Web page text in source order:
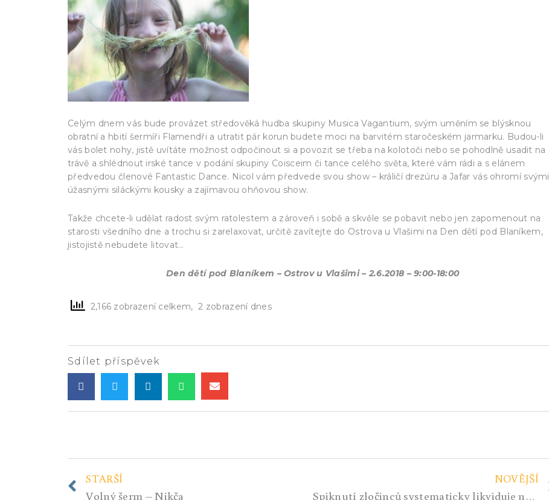
Celým dnem vás bude provázet středověká hudba skupiny Musica Vagantium, svým uměním se blýsknou
obratní a hbití šermíři Flamendři a utratit pár korun budete moci na barvitém staročeském jarmarku. Budou-li
vás bolet nohy, jistě uvítáte možnost odpočinout si a povozit se třeba na kolotoči nebo se pohodlně usadit na
trávě a shlédnout irské tance v podání skupiny Coisceim či tance celého světa, které vám rádi a s elánem
předvedou členové Fantastic Dance. Nicol vám předvede svou show – králičí drezúru a Jafar vás ohromí svými
úžasnými siláckými kousky a zajímavou ohňovou show.
Takže chcete-li udělat radost svým ratolestem a zároveň i sobě a skvěle se pobavit nebo jen zapomenout na
starosti všedního dne a trochu si zarelaxovat, určitě zavítejte do Ostrova u Vlašimi na Den dětí pod Blaníkem,
jistojistě nebudete litovat…
Den dětí pod Blaníkem – Ostrov u Vlašimi – 2.6.2018 – 9:00-18:00
2,166 zobrazení celkem, 2 zobrazení dnes
Sdílet příspěvek
STARŠÍ
Volný šerm – Nikča
NOVĚJŠÍ
Spiknutí zločinců systematicky likviduje náš stát. Co jsme to za svoloč, že si to necháme líbit? K výročí 100. let Československa tahají českou vlajku z vagíny?